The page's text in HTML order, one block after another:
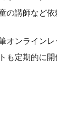
の講師など
オンライン
も定期的に開